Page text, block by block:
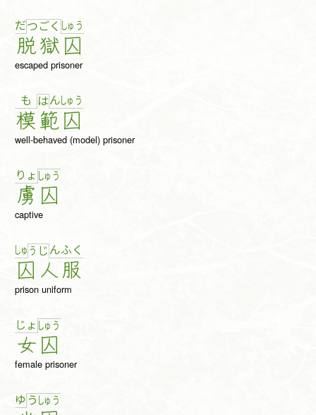
だつ
脱
ごく
獄
しゅ う
囚
escaped prisoner
も
模
はん
範
しゅ う
囚
well-behaved (model) prisoner
りょ
虜
しゅ う
囚
captive
しゅ う
囚
じ ん
人
ふ く
服
prison uniform
じょ
女
しゅ う
囚
female prisoner
ゆ う しゅ う